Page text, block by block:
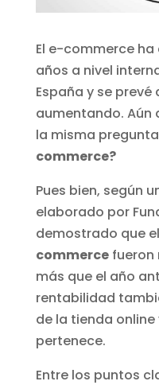
El e-commerce
años a nivel
España y se
aumentando. Aún
la misma
commerce?
Pues bien, según
elaborado por
demostrado que el
commercefueron
más que el año
rentabilidad
de la tienda
pertenece.
Entre los puntos